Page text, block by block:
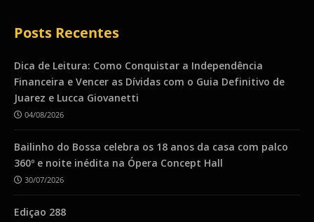
Posts Recentes
Dica de Leitura: Como Conquistar a Independência
Financeira e Vencer as Dívidas com o Guia Definitivo de
Juarez e Lucca Giovanetti
04/08/2026
Bailinho do Bossa celebra os 18 anos da casa com palco
360º e noite inédita na Ópera Concept Hall
30/07/2026
Ediçao 288